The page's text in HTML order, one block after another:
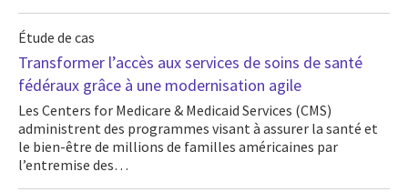
Étude de cas
Transformer l’accès aux services de soins de santé
fédéraux grâce à une modernisation agile
Les Centers for Medicare & Medicaid Services (CMS)
administrent des programmes visant à assurer la santé et
le bien-être de millions de familles américaines par
l’entremise des…